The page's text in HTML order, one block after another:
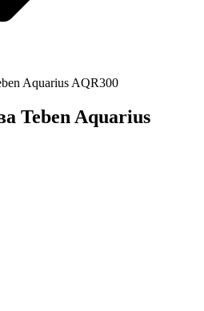
Aquarius AQR300
Teben Aquarius